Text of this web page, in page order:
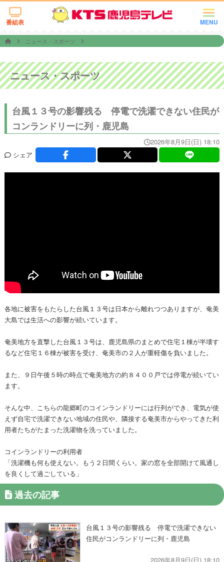
MENU
番組表
ニュース・スポーツ
ニュース・スポーツ
台風１３号の影響残る 停電で洗濯できない住民が
コンランドリーに列・鹿児島
2026年8月9日(日) 18:10
シェア
各地に被害をもたらした台風１３号は日本から離れつつありますが、奄美
大島では生活への影響が続いています。
奄美地方を直撃した台風１３号は、鹿児島県のまとめで住宅１棟が半壊す
るなど住宅１６棟が被害を受け、奄美市の２人が重軽傷を負いました。
また、９日午後５時の時点で奄美地方の約８４００戸では停電が続いてい
ます。
そんな中、こちらの龍郷町のコインランドリーには行列ができ、電気が使
えず自宅で洗濯できない地域の住民や、隣接する奄美市からやってきた利
用者たちがたまった洗濯物を洗っていました。
コインランドリーの利用者
「洗濯機も何も使えない。もう２日間くらい。家の窓を全部開けて風通し
を良くして過ごしている」
過去の記事
台風１３号の影響残る 停電で洗濯できない
住民がコンランドリーに列・鹿児島
2026年8月9日(日) 18:10